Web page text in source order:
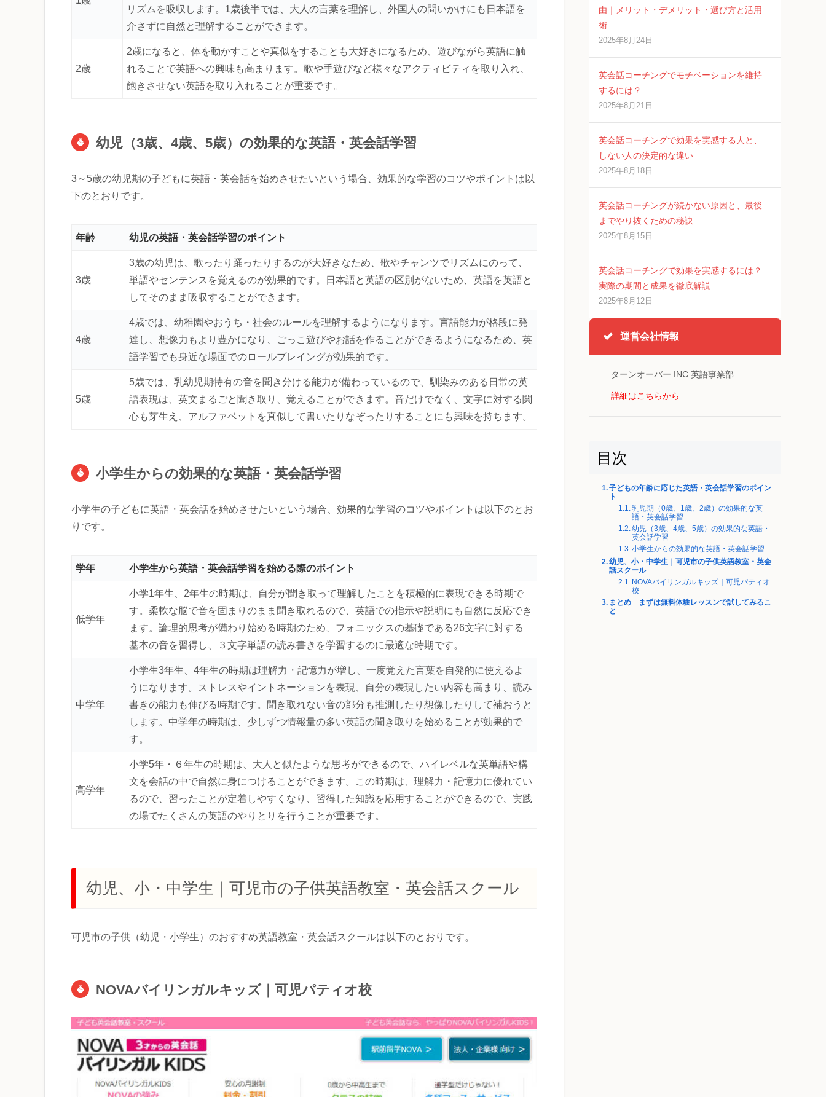
リズムを吸収します。1歳後半では、大人の言葉を理解し、外国人の問いかけにも日本語を
介さずに自然と理解することができます。
2歳
2歳になると、体を動かすことや真似をすることも大好きになるため、遊びながら英語に触
れることで英語への興味も高まります。歌や手遊びなど様々なアクティビティを取り入れ、
飽きさせない英語を取り入れることが重要です。
幼児（3歳、4歳、5歳）の効果的な英語・英会話学習
3～5歳の幼児期の子どもに英語・英会話を始めさせたいという場合、効果的な学習のコツやポイントは以
下のとおりです。
年齢 幼児の英語・英会話学習のポイント
3歳
3歳の幼児は、歌ったり踊ったりするのが大好きなため、歌やチャンツでリズムにのって、
単語やセンテンスを覚えるのが効果的です。日本語と英語の区別がないため、英語を英語と
してそのまま吸収することができます。
4歳
4歳では、幼稚園やおうち・社会のルールを理解するようになります。言語能力が格段に発
達し、想像力もより豊かになり、ごっこ遊びやお話を作ることができるようになるため、英
語学習でも身近な場面でのロールプレイングが効果的です。
5歳
5歳では、乳幼児期特有の音を聞き分ける能力が備わっているので、馴染みのある日常の英
語表現は、英文まるごと聞き取り、覚えることができます。音だけでなく、文字に対する関
心も芽生え、アルファベットを真似して書いたりなぞったりすることにも興味を持ちます。
小学生からの効果的な英語・英会話学習
小学生の子どもに英語・英会話を始めさせたいという場合、効果的な学習のコツやポイントは以下のとお
りです。
学年 小学生から英語・英会話学習を始める際のポイント
低学年
小学1年生、2年生の時期は、自分が聞き取って理解したことを積極的に表現できる時期で
す。柔軟な脳で音を固まりのまま聞き取れるので、英語での指示や説明にも自然に反応でき
ます。論理的思考が備わり始める時期のため、フォニックスの基礎である26文字に対する
基本の音を習得し、３文字単語の読み書きを学習するのに最適な時期です。
中学年
小学生3年生、4年生の時期は理解力・記憶力が増し、一度覚えた言葉を自発的に使えるよ
うになります。ストレスやイントネーションを表現、自分の表現したい内容も高まり、読み
書きの能力も伸びる時期です。聞き取れない音の部分も推測したり想像したりして補おうと
します。中学年の時期は、少しずつ情報量の多い英語の聞き取りを始めることが効果的で
す。
高学年
小学5年・６年生の時期は、大人と似たような思考ができるので、ハイレベルな英単語や構
文を会話の中で自然に身につけることができます。この時期は、理解力・記憶力に優れてい
るので、習ったことが定着しやすくなり、習得した知識を応用することができるので、実践
の場でたくさんの英語のやりとりを行うことが重要です。
幼児、小・中学生｜可児市の子供英語教室・英会話スクール
可児市の子供（幼児・小学生）のおすすめ英語教室・英会話スクールは以下のとおりです。
NOVAバイリンガルキッズ｜可児パティオ校
由｜メリット・デメリット・選び方と活用
術
2025年8月24日
英会話コーチングでモチベーションを維持
するには？
2025年8月21日
英会話コーチングで効果を実感する人と、
しない人の決定的な違い
2025年8月18日
英会話コーチングが続かない原因と、最後
までやり抜くための秘訣
2025年8月15日
英会話コーチングで効果を実感するには？
実際の期間と成果を徹底解説
2025年8月12日
運営会社情報
ターンオーバー INC 英語事業部
詳細はこちらから
目次
子どもの年齢に応じた英語・英会話学習のポイン
ト
乳児期（0歳、1歳、2歳）の効果的な英
語・英会話学習
幼児（3歳、4歳、5歳）の効果的な英語・
英会話学習
小学生からの効果的な英語・英会話学習
幼児、小・中学生｜可児市の子供英語教室・英会
話スクール
NOVAバイリンガルキッズ｜可児パティオ
校
まとめ まずは無料体験レッスンで試してみるこ
と